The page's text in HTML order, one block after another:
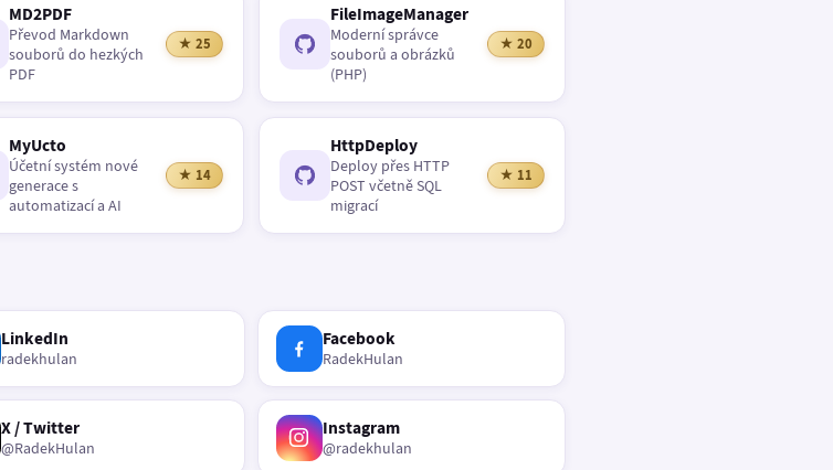
MD2PDF
Převod Markdown
souborů do hezkých
PDF
★ 25
FileImageManager
Moderní správce
souborů a obrázků
(PHP)
★ 20
MyUcto
Účetní systém nové
generace s
automatizací a AI
★ 14
HttpDeploy
Deploy přes HTTP
POST včetně SQL
migrací
★ 11
LinkedIn
radekhulan
Facebook
RadekHulan
X / Twitter
@RadekHulan
Instagram
@radekhulan